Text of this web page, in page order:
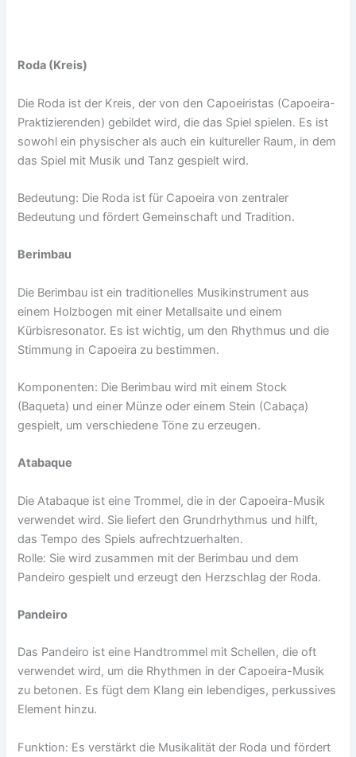
Roda (Kreis)
Die Roda ist der Kreis, der von den Capoeiristas (Capoeira-
Praktizierenden) gebildet wird, die das Spiel spielen. Es ist
sowohl ein physischer als auch ein kultureller Raum, in dem
das Spiel mit Musik und Tanz gespielt wird.
Bedeutung: Die Roda ist für Capoeira von zentraler
Bedeutung und fördert Gemeinschaft und Tradition.
Berimbau
Die Berimbau ist ein traditionelles Musikinstrument aus
einem Holzbogen mit einer Metallsaite und einem
Kürbisresonator. Es ist wichtig, um den Rhythmus und die
Stimmung in Capoeira zu bestimmen.
Komponenten: Die Berimbau wird mit einem Stock
(Baqueta) und einer Münze oder einem Stein (Cabaça)
gespielt, um verschiedene Töne zu erzeugen.
Atabaque
Die Atabaque ist eine Trommel, die in der Capoeira-Musik
verwendet wird. Sie liefert den Grundrhythmus und hilft,
das Tempo des Spiels aufrechtzuerhalten.
Rolle: Sie wird zusammen mit der Berimbau und dem
Pandeiro gespielt und erzeugt den Herzschlag der Roda.
Pandeiro
Das Pandeiro ist eine Handtrommel mit Schellen, die oft
verwendet wird, um die Rhythmen in der Capoeira-Musik
zu betonen. Es fügt dem Klang ein lebendiges, perkussives
Element hinzu.
Funktion: Es verstärkt die Musikalität der Roda und fördert